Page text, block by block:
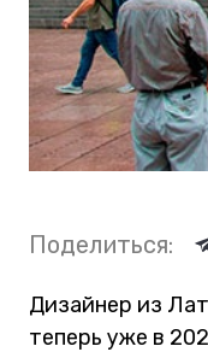
Поделиться:
Дизайнер из
теперь уже в